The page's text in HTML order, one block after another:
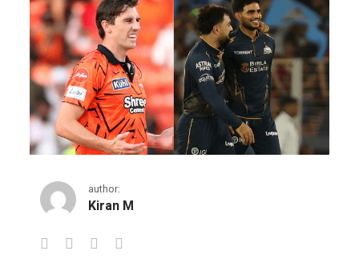
author:
Kiran M